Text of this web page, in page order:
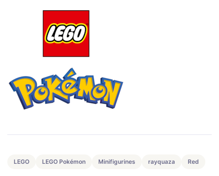
LEGO LEGO Pokémon Minifigurines rayquaza Red